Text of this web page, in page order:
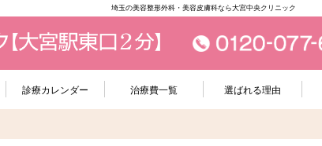
埼玉の美容整形外科・美容皮膚科なら大宮中央クリニック
診療カレンダー 治療費一覧 選ばれる理由